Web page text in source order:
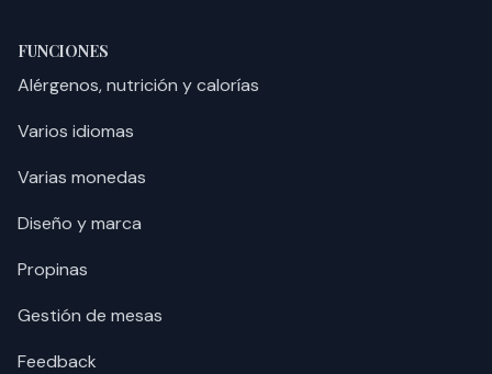
FUNCIONES
Alérgenos, nutrición y calorías
Varios idiomas
Varias monedas
Diseño y marca
Propinas
Gestión de mesas
Feedback